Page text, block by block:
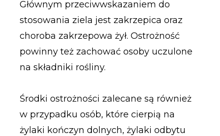
Głównym przeciwwskazaniem do
stosowania ziela jest zakrzepica oraz
choroba zakrzepowa żył. Ostrożność
powinny też zachować osoby uczulone
na składniki rośliny.
Środki ostrożności zalecane są również
w przypadku osób, które cierpią na
żylaki kończyn dolnych, żylaki odbytu